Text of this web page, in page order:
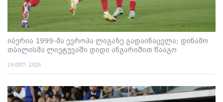
იბერია 1999-მა ევროპა ლიგაზე გადაინაცვლა; დინამო
თბილისმა ლიეტუვაში დიდი ანგარიშით წააგო
29 ივლ. 2026